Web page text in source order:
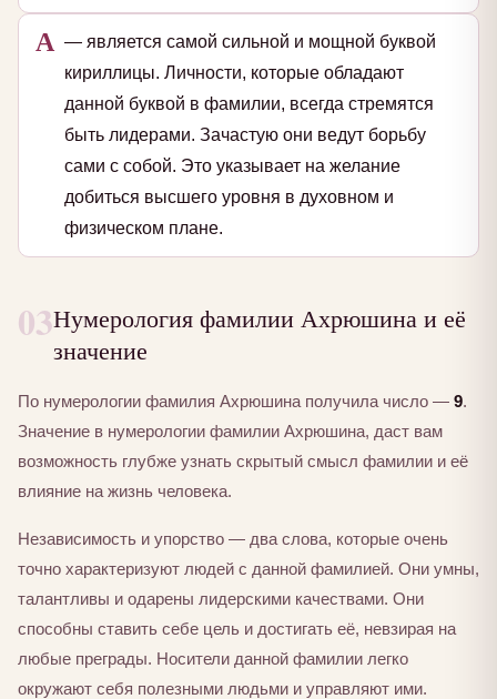
А — является самой сильной и мощной буквой
кириллицы. Личности, которые обладают
данной буквой в фамилии, всегда стремятся
быть лидерами. Зачастую они ведут борьбу
сами с собой. Это указывает на желание
добиться высшего уровня в духовном и
физическом плане.
03Нумерология фамилии Ахрюшина и её
значение
По нумерологии фамилия Ахрюшина получила число — 9.
Значение в нумерологии фамилии Ахрюшина, даст вам
возможность глубже узнать скрытый смысл фамилии и её
влияние на жизнь человека.
Независимость и упорство — два слова, которые очень
точно характеризуют людей с данной фамилией. Они умны,
талантливы и одарены лидерскими качествами. Они
способны ставить себе цель и достигать её, невзирая на
любые преграды. Носители данной фамилии легко
окружают себя полезными людьми и управляют ими.